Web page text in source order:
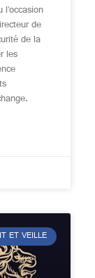
de
de la
les
ET VEILLE